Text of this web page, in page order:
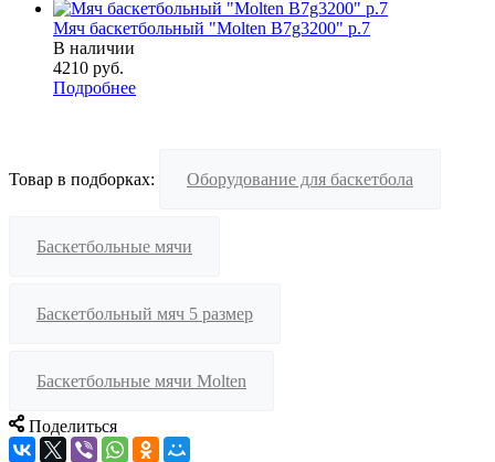
Мяч баскетбольный "Molten B7g3200" р.7
В наличии
4210 руб.
Подробнее
Товар в подборках: Оборудование для баскетбола
Баскетбольные мячи
Баскетбольный мяч 5 размер
Баскетбольные мячи Molten
Поделиться